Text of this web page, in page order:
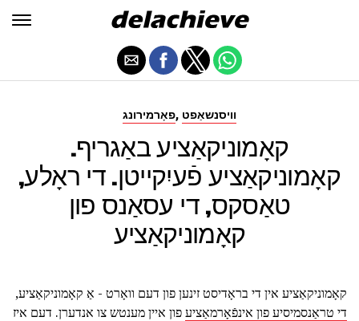
פאָרמירונג, וויסנשאַפט
קאָמוניקאַציע באַגריף.
קאָמוניקאַציע פֿעיִקייטן. די ראָלע,
טאַסקס, די עסאַנס פון
קאָמוניקאַציע
קאָמוניקאַציע אין די בראָדיסט זינען פון דעם וואָרט - אַ קאָמוניקאַציע,
די טראַנסמיסיע פון אינפֿאָרמאַציעפון איין מענטש צו אנדערן. דעם איז